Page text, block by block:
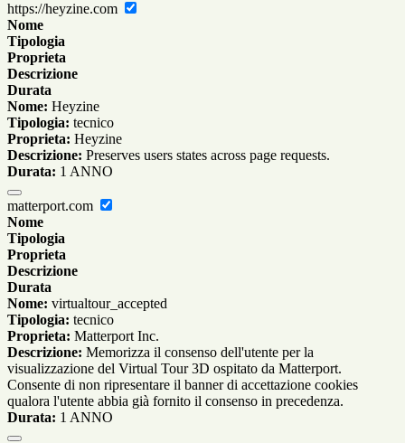
https://heyzine.com
Nome
Tipologia
Proprieta
Descrizione
Durata
Nome: Heyzine
Tipologia: tecnico
Proprieta: Heyzine
Descrizione: Preserves users states across page requests.
Durata: 1 ANNO
matterport.com
Nome
Tipologia
Proprieta
Descrizione
Durata
Nome: virtualtour_accepted
Tipologia: tecnico
Proprieta: Matterport Inc.
Descrizione: Memorizza il consenso dell'utente per la
visualizzazione del Virtual Tour 3D ospitato da Matterport.
Consente di non ripresentare il banner di accettazione cookies
qualora l'utente abbia già fornito il consenso in precedenza.
Durata: 1 ANNO